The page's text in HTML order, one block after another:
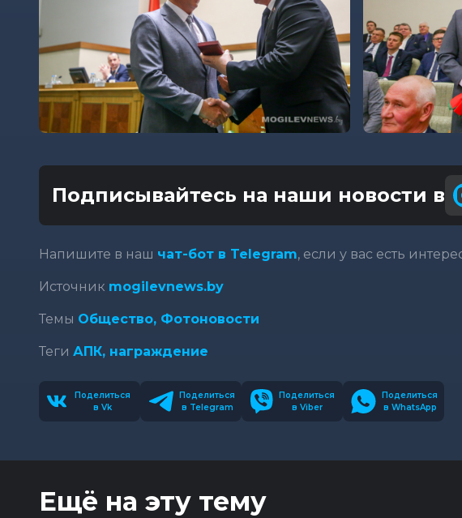
Подписывайтесь на наши новости в
Напишите в наш чат-бот в Telegram, если у вас есть
Источник mogilevnews.by
Темы Общество, Фотоновости
Теги АПК, награждение
Поделиться
в Vk
Поделиться
в Telegram
Поделиться
в Viber
Поделиться
в WhatsApp
Ещё на эту тему